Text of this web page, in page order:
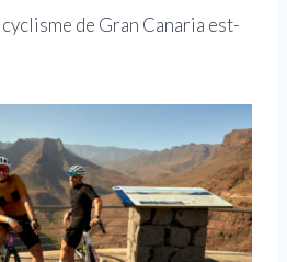
de Gran Canaria est-